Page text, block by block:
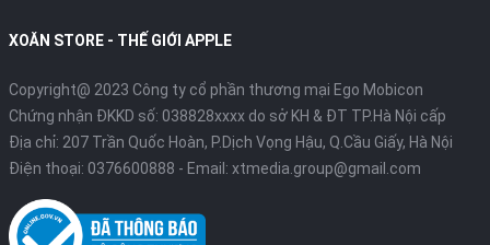
XOĂN STORE - THẾ GIỚI APPLE
Copyright@ 2023 Công ty cổ phần thương mại Ego Mobicon
Chứng nhận ĐKKD số: 038828xxxx do sở KH & ĐT TP.Hà Nội cấp
Địa chỉ: 207 Trần Quốc Hoàn, P.Dịch Vọng Hậu, Q.Cầu Giấy, Hà Nội
Điện thoại: 0376600888 - Email: xtmedia.group@gmail.com